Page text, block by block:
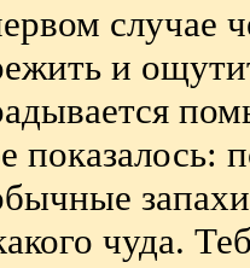
случае
и
показалось:
чуда.